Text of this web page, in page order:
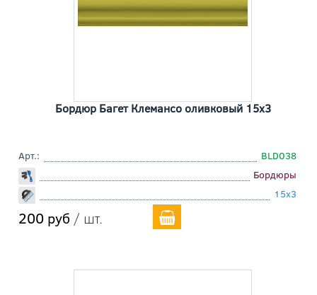
Бордюр Багет Клемансо оливковый 15x3
Арт.:
BLD038
Бордюры
15x3
200 руб / шт.